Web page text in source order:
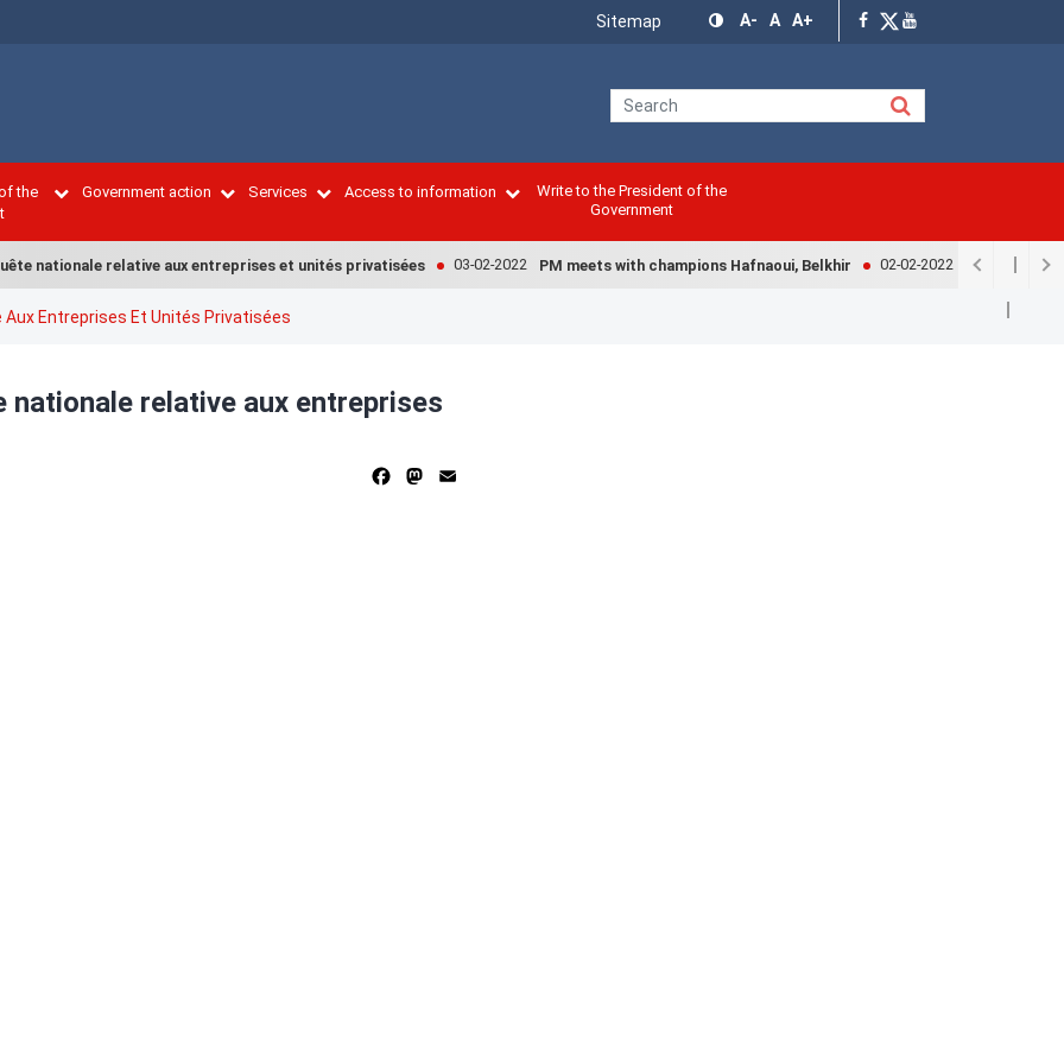
A- A A+
Menu
Sitemap
the
Government action Services Access to information
Write to the President of the
Government
nationale relative aux entreprises et unités privatisées 03-02-2022 PM meets with champions Hafnaoui, Belkhir 02-02-2022 Government
Entreprises Et Unités Privatisées
nationale relative aux entreprises
FacebookMastodon